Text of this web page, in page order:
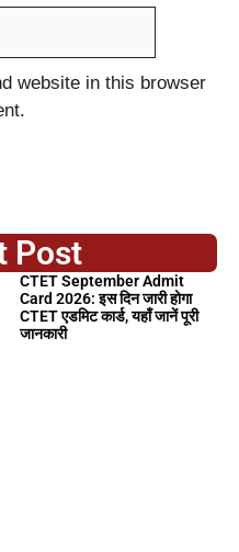
website in this browser
Post
CTET September Admit
Card 2026: इस दिन जारी होगा
CTET एडमिट कार्ड, यहाँ जानें पूरी
जानकारी